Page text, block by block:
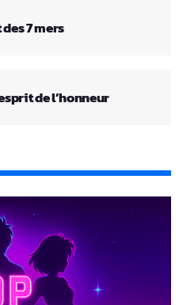
7 mers
de l’honneur